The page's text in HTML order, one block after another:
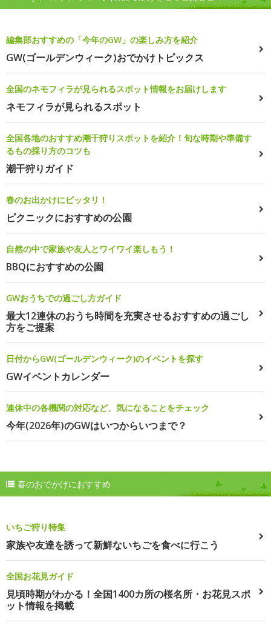
編集部おすすめの「今年のGW」の楽しみ方を紹介
GW(ゴールデンウィーク)おでかけトピックス
全国のネモフィラが見られるスポット情報をお届けします
ネモフィラが見られるスポット
全国各地のおすすめ潮干狩りスポットを紹介！旬な時期や準備す
るもの採り方のコツも
潮干狩りガイド
春のお出かけにピッタリ！
ピクニックにおすすめの公園
自然の中で家族や友人とワイワイ楽しもう！
BBQにおすすめの公園
GWおうちでの過ごし方ガイド
最大12連休のおうち時間を充実させるおすすめの過ごし
方をご提案
日付からGW(ゴールデンウィーク)のイベントを探す
GWイベントカレンダー
連休中の各機関の対応など、気になることをチェック
今年(2026年)のGWはいつからいつまで？
春のおでかけにおすすめ
いちご狩り特集
家族や友達を誘って新鮮ないちごを食べに行こう
全国お花見ガイド
見頃時期がわかる！全国1400カ所の桜名所・お花見スポ
ット情報を掲載